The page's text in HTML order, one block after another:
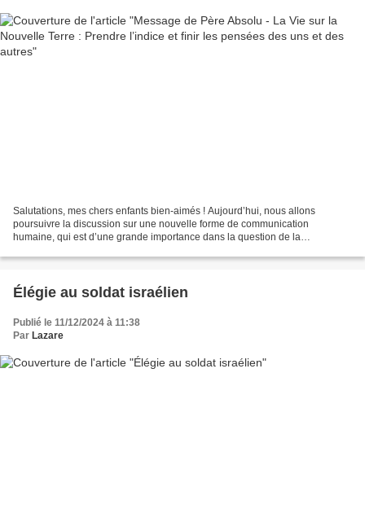
Salutations, mes chers enfants bien-aimés ! Aujourd’hui, nous allons
poursuivre la discussion sur une nouvelle forme de communication
humaine, qui est d’une grande importance dans la question de la
Élégie au soldat israélien
Publié le 11/12/2024 à 11:38
Par Lazare